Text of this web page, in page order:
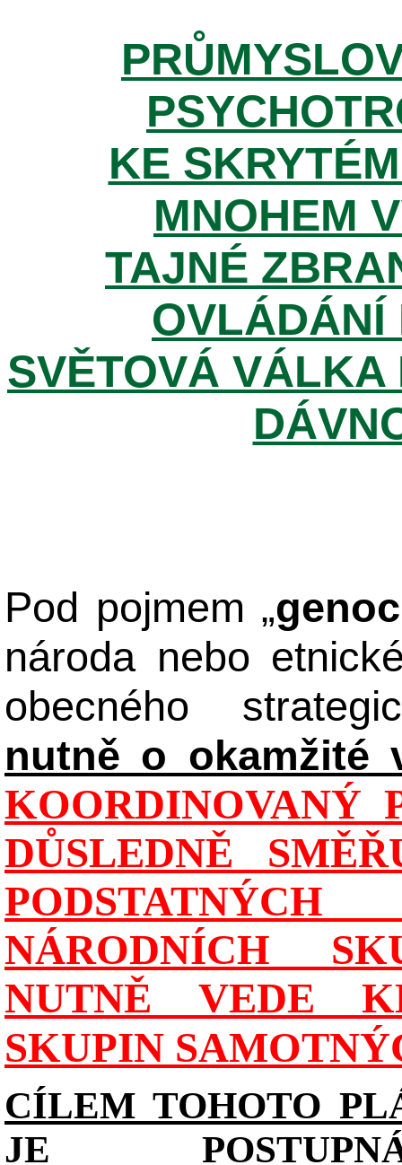
KE
MNOHEM
TAJNÉ
OVLÁDÁNÍ
SVĚTOVÁ VÁLKA
Pod pojmem „
národa nebo
obecného
nutně o okamžité
KOORDINOVANÝ
DŮSLEDNĚ
NÁRODNÍCH
NUTNĚ VEDE
SKUPIN
CÍLEM TOHOTO
JE